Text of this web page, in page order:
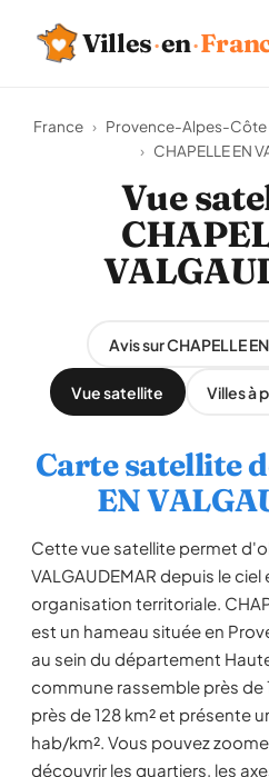
Villes·en·
France › Provence-Alpes-Côte
› CHAPELLE EN
Vue
Avis sur CHAPELLE
Vue satellite Villes à
Carte satellite
EN
Cette vue satellite permet
VALGAUDEMAR depuis le
organisation territoriale.
est un hameau située en
au sein du département
commune rassemble près de
près de 128 km² et présente
hab/km². Vous pouvez
découvrir les quartiers, les